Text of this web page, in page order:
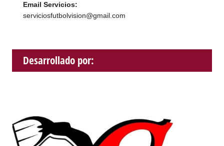
Email Servicios:
serviciosfutbolvision@gmail.com
Desarrollado por: